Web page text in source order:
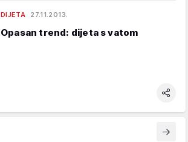
DIJETA 27.11.2013.
Opasan trend: dijeta s vatom